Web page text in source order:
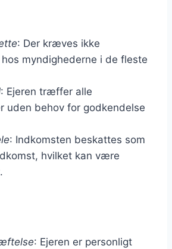
: Der kræves ikke
myndighederne i de fleste
: Ejeren træffer alle
uden behov for godkendelse
: Indkomsten beskattes som
hvilket kan være
: Ejeren er personligt